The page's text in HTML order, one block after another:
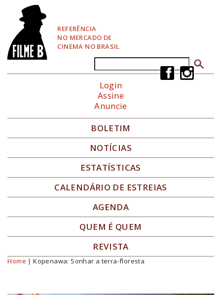
REFERÊNCIA
NO MERCADO DE
CINEMA NO BRASIL
Formulário de busca
Login
Assine
Anuncie
BOLETIM
NOTÍCIAS
ESTATÍSTICAS
CALENDÁRIO DE ESTREIAS
AGENDA
QUEM É QUEM
REVISTA
Você está aqui
Home | Kopenawa: Sonhar a terra-floresta